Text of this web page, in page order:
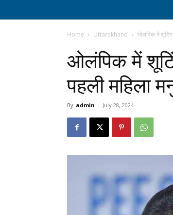
Home Uttarakhand ओलंपिक में शूटिंग
ओलंपिक में
पहली महिला
By admin - July 28, 2024